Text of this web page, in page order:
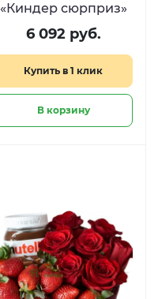
«Киндер сюрприз»
6 092 руб.
Купить в 1 клик
В корзину